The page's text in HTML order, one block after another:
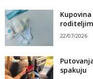
22/07/2026
spakuju